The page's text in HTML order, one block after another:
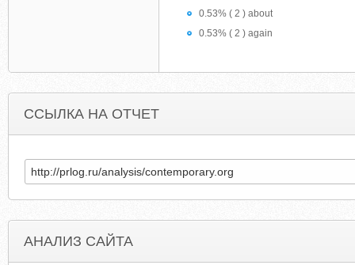
0.53% ( 2 ) about
0.53% ( 2 ) again
ССЫЛКА НА ОТЧЕТ
АНАЛИЗ САЙТА